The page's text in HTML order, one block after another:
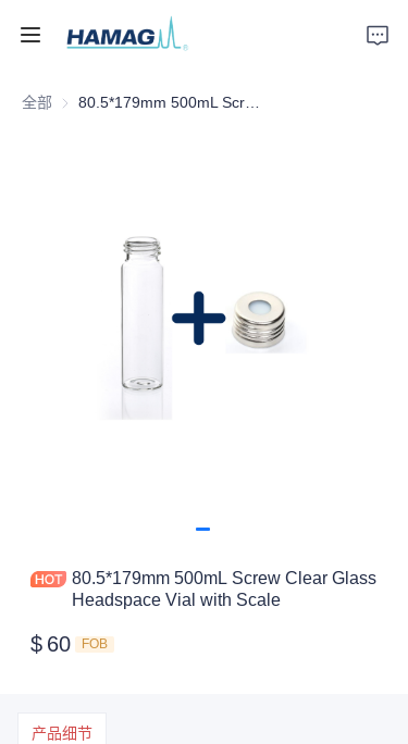
全部
80.5*179mm 500mL Screw Clear Glass
Headspace Vial with Scale
$ 60 FOB
产品细节
首页